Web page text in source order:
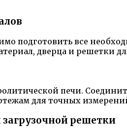
подготовить все
дверца и решетки
печи.
для точных
решетки